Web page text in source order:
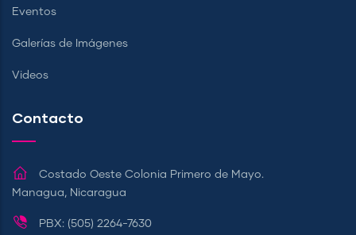
Eventos
Galerías de Imágenes
Videos
Contacto
Costado Oeste Colonia Primero de Mayo.
Managua, Nicaragua
PBX: (505) 2264-7630